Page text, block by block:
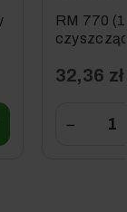
RM 770
32,36 zł
−